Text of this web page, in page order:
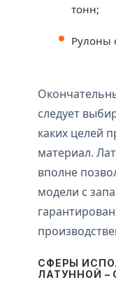
тонн;
Рулоны
следует
каких целей
материал.
вполне
модели с
СФЕРЫ
ЛАТУННОЙ –